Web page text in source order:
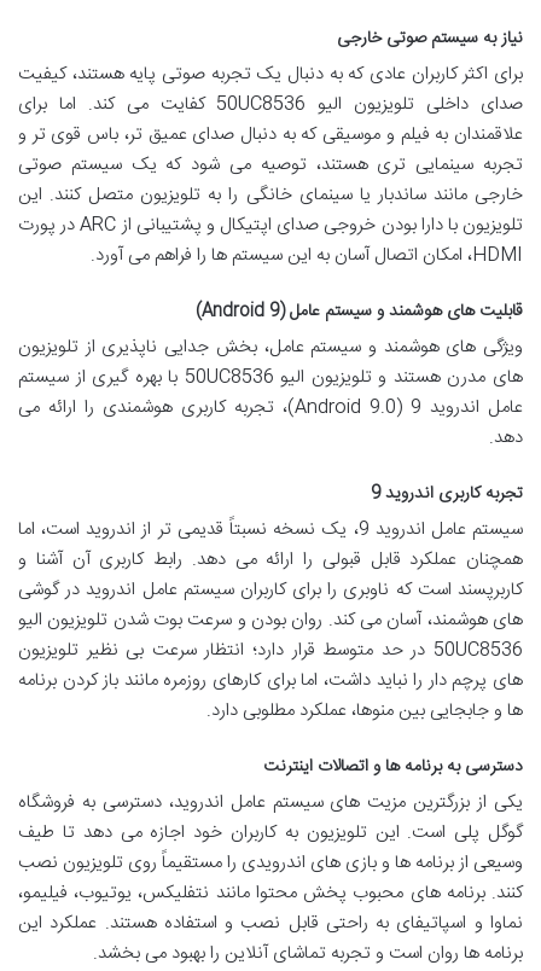
نیاز به سیستم صوتی خارجی
برای اکثر کاربران عادی که به دنبال یک تجربه صوتی پایه هستند، کیفیت
صدای داخلی تلویزیون الیو 50UC8536 کفایت می کند. اما برای
علاقمندان به فیلم و موسیقی که به دنبال صدای عمیق تر، باس قوی تر و
تجربه سینمایی تری هستند، توصیه می شود که یک سیستم صوتی
خارجی مانند ساندبار یا سینمای خانگی را به تلویزیون متصل کنند. این
تلویزیون با دارا بودن خروجی صدای اپتیکال و پشتیبانی از ARC در پورت
HDMI، امکان اتصال آسان به این سیستم ها را فراهم می آورد.
قابلیت های هوشمند و سیستم عامل (Android 9)
ویژگی های هوشمند و سیستم عامل، بخش جدایی ناپذیری از تلویزیون
های مدرن هستند و تلویزیون الیو 50UC8536 با بهره گیری از سیستم
عامل اندروید 9 (Android 9.0)، تجربه کاربری هوشمندی را ارائه می
دهد.
تجربه کاربری اندروید 9
سیستم عامل اندروید 9، یک نسخه نسبتاً قدیمی تر از اندروید است، اما
همچنان عملکرد قابل قبولی را ارائه می دهد. رابط کاربری آن آشنا و
کاربرپسند است که ناوبری را برای کاربران سیستم عامل اندروید در گوشی
های هوشمند، آسان می کند. روان بودن و سرعت بوت شدن تلویزیون الیو
50UC8536 در حد متوسط قرار دارد؛ انتظار سرعت بی نظیر تلویزیون
های پرچم دار را نباید داشت، اما برای کارهای روزمره مانند باز کردن برنامه
ها و جابجایی بین منوها، عملکرد مطلوبی دارد.
دسترسی به برنامه ها و اتصالات اینترنت
یکی از بزرگترین مزیت های سیستم عامل اندروید، دسترسی به فروشگاه
گوگل پلی است. این تلویزیون به کاربران خود اجازه می دهد تا طیف
وسیعی از برنامه ها و بازی های اندرویدی را مستقیماً روی تلویزیون نصب
کنند. برنامه های محبوب پخش محتوا مانند نتفلیکس، یوتیوب، فیلیمو،
نماوا و اسپاتیفای به راحتی قابل نصب و استفاده هستند. عملکرد این
برنامه ها روان است و تجربه تماشای آنلاین را بهبود می بخشد.